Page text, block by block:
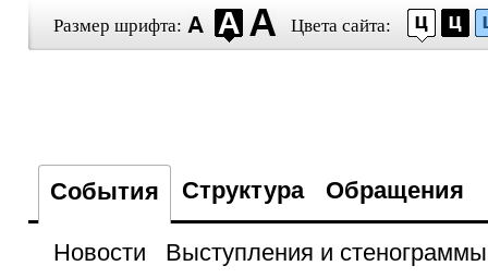
Размер шрифта: Цвета сайта:
События Структура Обращения
Новости
Выступления и стенограммы